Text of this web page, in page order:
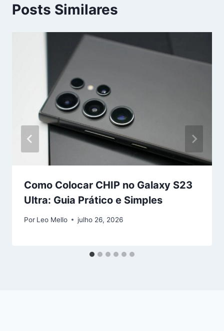
Posts Similares
Como Colocar CHIP no Galaxy S23
Ultra: Guia Prático e Simples
Por Leo Mello julho 26, 2026